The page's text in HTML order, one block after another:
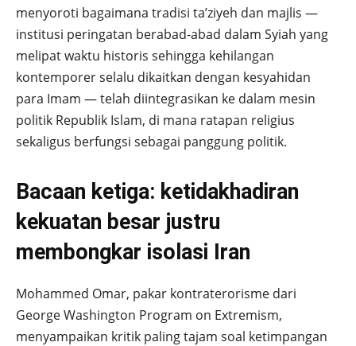
menyoroti bagaimana tradisi ta’ziyeh dan majlis —
institusi peringatan berabad-abad dalam Syiah yang
melipat waktu historis sehingga kehilangan
kontemporer selalu dikaitkan dengan kesyahidan
para Imam — telah diintegrasikan ke dalam mesin
politik Republik Islam, di mana ratapan religius
sekaligus berfungsi sebagai panggung politik.
Bacaan ketiga: ketidakhadiran
kekuatan besar justru
membongkar isolasi Iran
Mohammed Omar, pakar kontraterorisme dari
George Washington Program on Extremism,
menyampaikan kritik paling tajam soal ketimpangan